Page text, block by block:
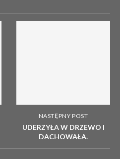
NASTĘPNY POST
UDERZYŁA W DRZEWO I
DACHOWAŁA.